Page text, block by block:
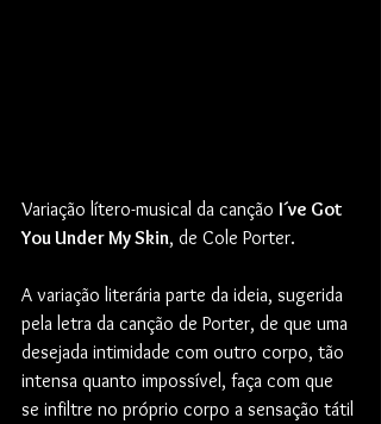
Variação lítero-musical da canção I´ve Got
You Under My Skin, de Cole Porter.
A variação literária parte da ideia, sugerida
pela letra da canção de Porter, de que uma
desejada intimidade com outro corpo, tão
intensa quanto impossível, faça com que
se infiltre no próprio corpo a sensação tátil